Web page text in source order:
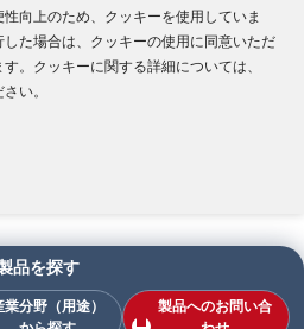
向上のため、クッキーを使用していま
た場合は、クッキーの使用に同意いただ
。クッキーに関する詳細については、
い。
品を探す
業分野（用途）
製品へのお問い合
情報の保護についてクッキーポリシー
メディアポリシー
Inc. All rights reserved.​